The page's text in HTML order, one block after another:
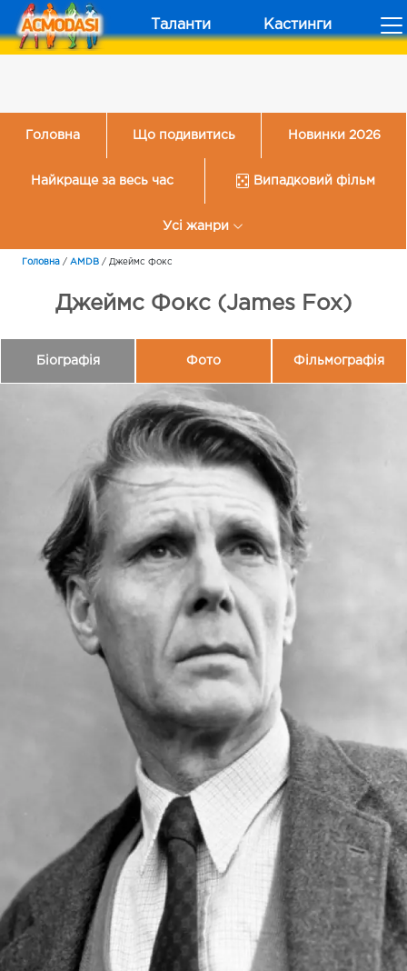
Таланти Кастинги
Головна Що подивитись Новинки 2026
Найкраще за весь час Випадковий фільм
Усі жанри
Головна / AMDB / Джеймс Фокс
Джеймс Фокс (James Fox)
Біографія Фото Фільмографія